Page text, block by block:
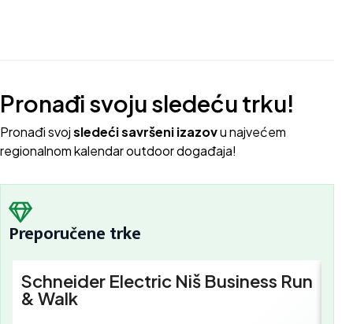
Pronađi svoju sledeću trku!
Pronađi svojsledeći savršeni izazovu najvećem
regionalnom kalendar outdoor događaja!
Preporučene trke
Schneider Electric Niš Business Run
& Walk